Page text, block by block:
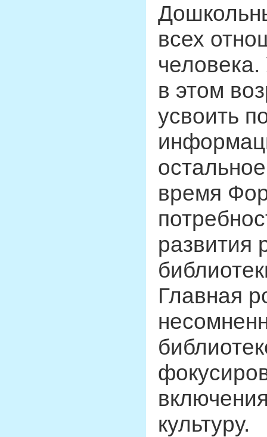
всех
в этом
усвоить
время
развития
Главная
культуру.